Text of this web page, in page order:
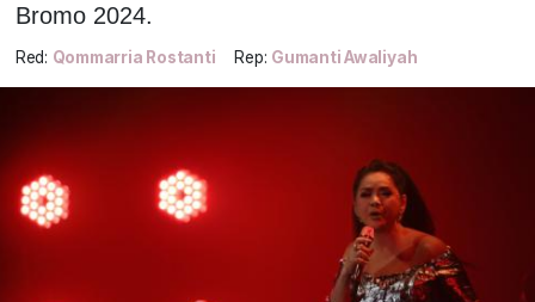
Bromo 2024.
Red: Qommarria Rostanti Rep: Gumanti Awaliyah